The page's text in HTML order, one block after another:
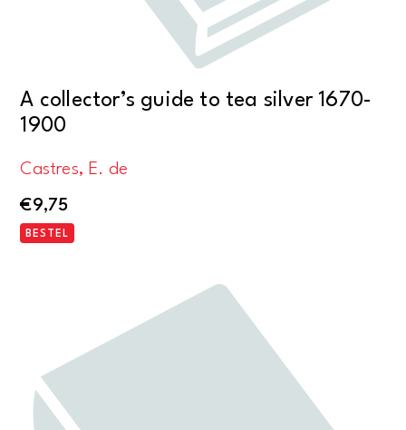
A collector’s guide to tea silver 1670-
1900
Castres, E. de
€9,75
BESTEL